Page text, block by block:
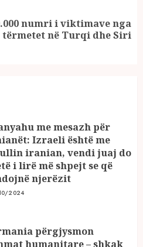
numri i viktimave nga
tërmetet në Turqi dhe Siri
me mesazh për
Izraeli është me
iranian, vendi juaj do
i lirë më shpejt se që
njerëzit
2024
përgjysmon
humanitare – shkak